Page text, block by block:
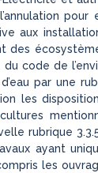
aux
des
code de
par une
les
rubrique
ayant
les